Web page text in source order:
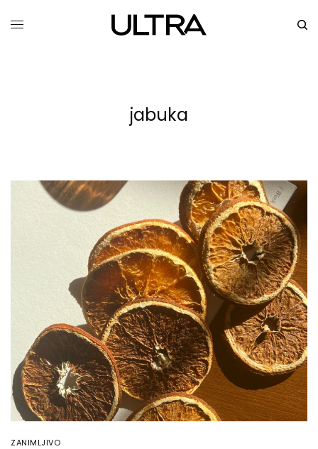
jabuka
ZANIMLJIVO